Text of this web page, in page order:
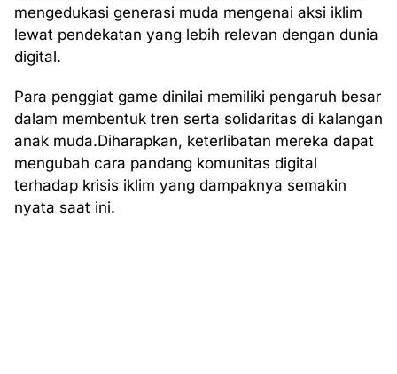
mengedukasi generasi muda mengenai aksi iklim
lewat pendekatan yang lebih relevan dengan dunia
digital.
Para penggiat game dinilai memiliki pengaruh besar
dalam membentuk tren serta solidaritas di kalangan
anak muda.Diharapkan, keterlibatan mereka dapat
mengubah cara pandang komunitas digital
terhadap krisis iklim yang dampaknya semakin
nyata saat ini.